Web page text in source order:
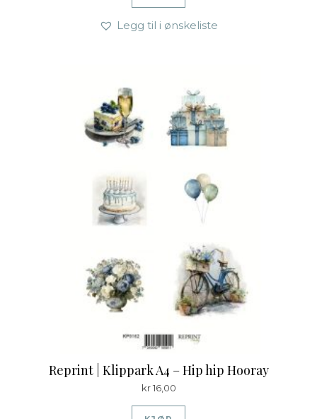
Legg til i ønskeliste
Reprint | Klippark A4 – Hip hip Hooray
kr16,00